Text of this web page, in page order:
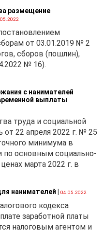
размещение
от 03.01.2019 № 2
сборов (пошлин),
№ 16).
с нанимателей
выплаты
труда и социальной
22 апреля 2022 г. № 25
минимума в
по основным социально-
марта 2022 г. в
нанимателей 04.05.2022
кодекса
заработной платы
налоговым агентом и